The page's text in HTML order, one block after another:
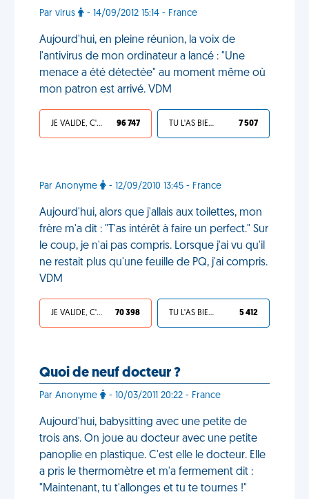
Par virus - 14/09/2012 15:14 - France
Aujourd'hui, en pleine réunion, la voix de
l'antivirus de mon ordinateur a lancé : "Une
menace a été détectée" au moment même où
mon patron est arrivé. VDM
JE VALIDE, C'EST UNE VDM 96 747 TU L'AS BIEN MÉRITÉ 7 507
Par Anonyme - 12/09/2010 13:45 - France
Aujourd'hui, alors que j'allais aux toilettes, mon
frère m'a dit : "T'as intérêt à faire un perfect." Sur
le coup, je n'ai pas compris. Lorsque j'ai vu qu'il
ne restait plus qu'une feuille de PQ, j'ai compris.
VDM
JE VALIDE, C'EST UNE VDM 70 398 TU L'AS BIEN MÉRITÉ 5 412
Quoi de neuf docteur ?
Par Anonyme - 10/03/2011 20:22 - France
Aujourd'hui, babysitting avec une petite de
trois ans. On joue au docteur avec une petite
panoplie en plastique. C'est elle le docteur. Elle
a pris le thermomètre et m'a fermement dit :
"Maintenant, tu t'allonges et tu te tournes !"